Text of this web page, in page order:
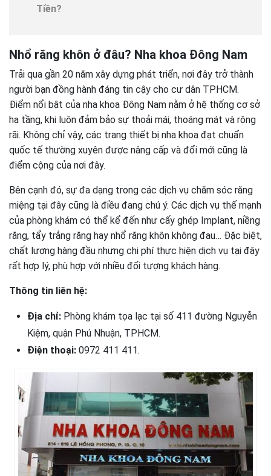
Tiền?
Nhổ răng khôn ở đâu? Nha khoa Đông Nam
Trải qua gần 20 năm xây dựng phát triển, nơi đây trở thành
người bạn đồng hành đáng tin cậy cho cư dân TPHCM.
Điểm nổi bật của nha khoa Đông Nam nằm ở hệ thống cơ sở
hạ tầng, khi luôn đảm bảo sự thoải mái, thoáng mát và rộng
rãi. Không chỉ vậy, các trang thiết bị nha khoa đạt chuẩn
quốc tế thường xuyên được nâng cấp và đổi mới cũng là
điểm cộng của nơi đây.
Bên cạnh đó, sự đa dạng trong các dịch vụ chăm sóc răng
miệng tại đây cũng là điều đang chú ý. Các dịch vụ thế mạnh
của phòng khám có thể kể đến như cấy ghép Implant, niềng
răng, tẩy trắng răng hay nhổ răng khôn không đau… Đặc biệt,
chất lượng hàng đầu nhưng chi phí thực hiện dịch vụ tại đây
rất hợp lý, phù hợp với nhiều đối tượng khách hàng.
Thông tin liên hệ:
Địa chỉ: Phòng khám tọa lạc tại số 411 đường Nguyễn
Kiệm, quận Phú Nhuận, TPHCM.
Điện thoại: 0972 411 411.